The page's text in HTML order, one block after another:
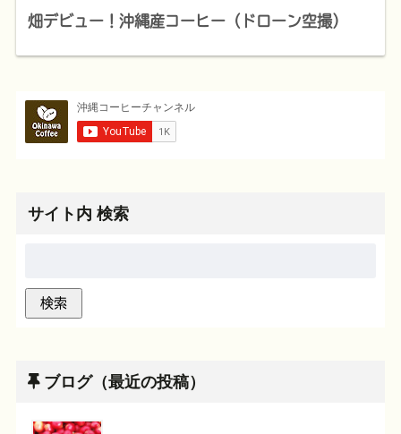
畑デビュー！沖縄産コーヒー（ドローン空撮）
サイト内 検索
ブログ（最近の投稿）